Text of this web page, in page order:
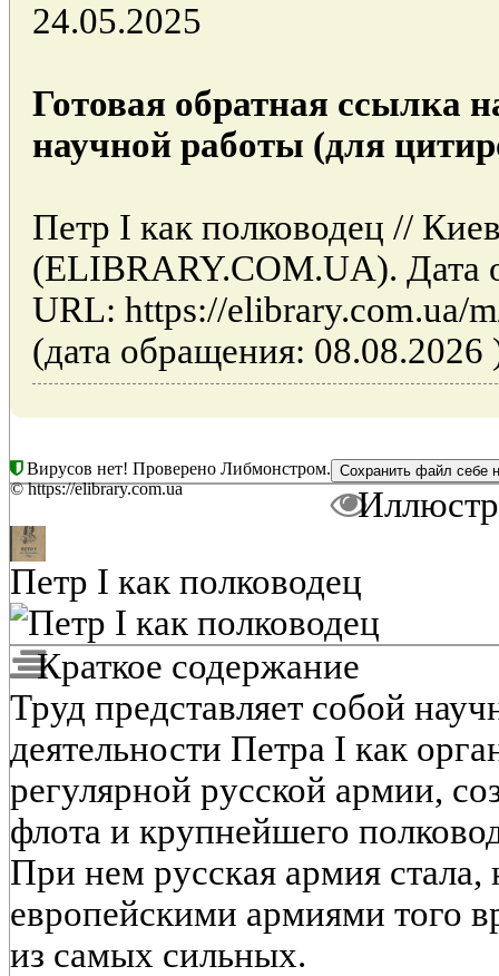
24.05.2025
Готовая обратная ссылка
научной работы (для
Петр I как полководец //
(ELIBRARY.COM.UA). Дата
URL: https://elibrary.com.ua/
(дата обращения: 08.08.2026
Вирусов нет! Проверено Либмонстром.
© https://elibrary.com.ua
Петр I как полководец
Краткое содержание
Труд представляет собой
деятельности Петра І как
регулярной русской армии,
флота и крупнейшего
При нем русская армия
европейскими армиями того
из самых сильных.